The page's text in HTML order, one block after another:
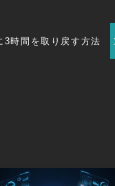
時間を取り戻す方法